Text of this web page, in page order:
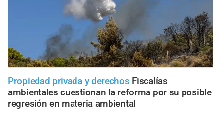
Propiedad privada y derechos Fiscalías
ambientales cuestionan la reforma por su posible
regresión en materia ambiental